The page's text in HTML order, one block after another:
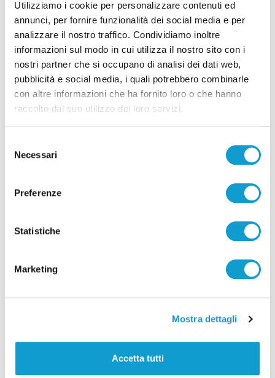
Utilizziamo i cookie per personalizzare contenuti ed
annunci, per fornire funzionalità dei social media e per
analizzare il nostro traffico. Condividiamo inoltre
informazioni sul modo in cui utilizza il nostro sito con i
nostri partner che si occupano di analisi dei dati web,
pubblicità e social media, i quali potrebbero combinarle
con altre informazioni che ha fornito loro o che hanno
raccolto dal suo utilizzo dei loro servizi.
delNecessari
Preferenze
Statistiche
Marketing
Mostra dettagli
Accetta tutti
Pubblicità